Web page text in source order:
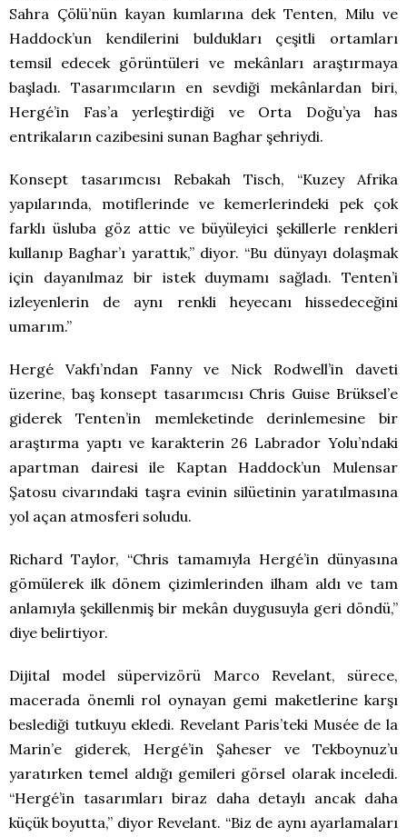
Sahra Çölü’nün kayan kumlarına dek Tenten, Milu ve
Haddock’un kendilerini buldukları çeşitli ortamları
temsil edecek görüntüleri ve mekânları araştırmaya
başladı. Tasarımcıların en sevdiği mekânlardan biri,
Hergé’in Fas’a yerleştirdiği ve Orta Doğu’ya has
entrikaların cazibesini sunan Baghar şehriydi.
Konsept tasarımcısı Rebakah Tisch, “Kuzey Afrika
yapılarında, motiflerinde ve kemerlerindeki pek çok
farklı üsluba göz attic ve büyüleyici şekillerle renkleri
kullanıp Baghar’ı yarattık,” diyor. “Bu dünyayı dolaşmak
için dayanılmaz bir istek duymamı sağladı. Tenten’i
izleyenlerin de aynı renkli heyecanı hissedeceğini
umarım.”
Hergé Vakfı’ndan Fanny ve Nick Rodwell’in daveti
üzerine, baş konsept tasarımcısı Chris Guise Brüksel’e
giderek Tenten’in memleketinde derinlemesine bir
araştırma yaptı ve karakterin 26 Labrador Yolu’ndaki
apartman dairesi ile Kaptan Haddock’un Mulensar
Şatosu civarındaki taşra evinin silüetinin yaratılmasına
yol açan atmosferi soludu.
Richard Taylor, “Chris tamamıyla Hergé’in dünyasına
gömülerek ilk dönem çizimlerinden ilham aldı ve tam
anlamıyla şekillenmiş bir mekân duygusuyla geri döndü,”
diye belirtiyor.
Dijital model süpervizörü Marco Revelant, sürece,
macerada önemli rol oynayan gemi maketlerine karşı
beslediği tutkuyu ekledi. Revelant Paris’teki Musée de la
Marin’e giderek, Hergé’in Şaheser ve Tekboynuz’u
yaratırken temel aldığı gemileri görsel olarak inceledi.
“Hergé’in tasarımları biraz daha detaylı ancak daha
küçük boyutta,” diyor Revelant. “Biz de aynı ayarlamaları